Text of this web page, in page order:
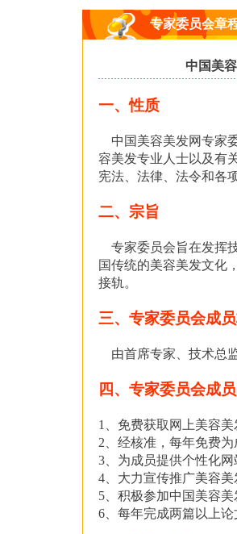
专家委员会章
中国美
一、性质
中国美容美发网专家
容美发专业人士以及有
宪法、法律、法令和各
二、宗旨
专家委员会旨在发挥
国传统的美容美发文化
接轨。
三、专家委员会成
由首席专家、技术总
四、专家委员会成
1、免费获取网上美容美
2、经核准，每年免费
3、为成员提供个性化
4、大力宣传推广美容美
5、积极参加中国美容美
6、每年完成两篇以上论